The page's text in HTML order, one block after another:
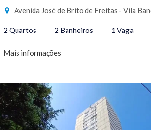
Avenida José de Brito de Freitas - Vila Bandeirantes,
2 Quartos 2 Banheiros 1 Vaga
Mais informações